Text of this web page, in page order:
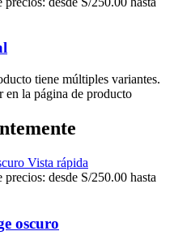
tiene múltiples variantes.
en la página de producto
Vista rápida
precios: desde S/250.00 hasta
oscuro